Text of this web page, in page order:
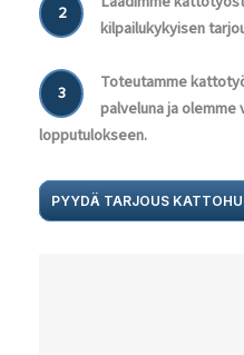
2
kilpailukykyisen
3
Toteutamme
palveluna ja
lopputulokseen.
PYYDÄ TARJOUS